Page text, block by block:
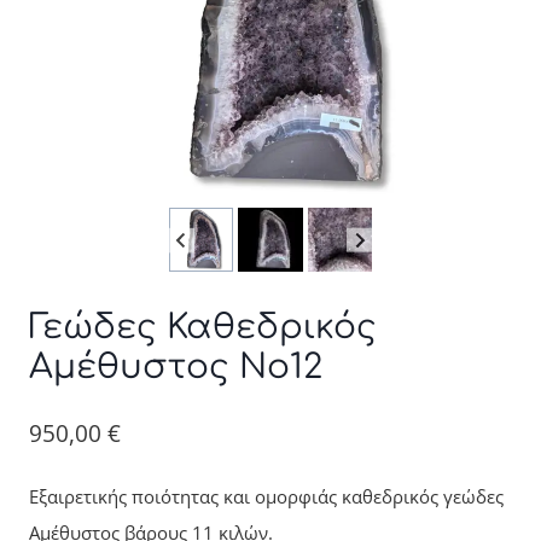
Γεώδες Καθεδρικός
Αμέθυστος No12
950,00 €
Εξαιρετικής ποιότητας και ομορφιάς καθεδρικός γεώδες
Αμέθυστος βάρους 11 κιλών.